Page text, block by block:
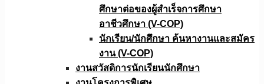
ศึกษาต่อของผู้สำเร็จการศึกษา
อาชีวศึกษา (V-COP)
นักเรียน/นักศึกษา ค้นหางานและสมัคร
งาน (V-COP)
งานสวัสดิการนักเรียนนักศึกษา